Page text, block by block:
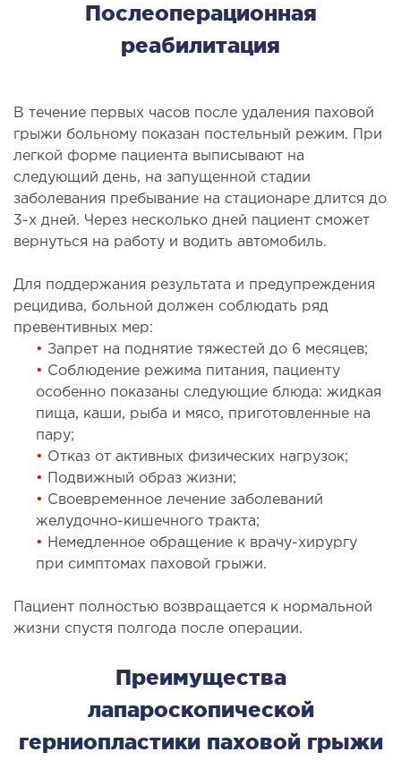
И ЭФФЕРЕНТНАЯ
и гемосорбция
услуги
Послеоперационная
реабилитация
В течение первых часов после удаления паховой
грыжи больному показан постельный режим. При
легкой форме пациента выписывают на
следующий день, на запущенной стадии
заболевания пребывание на стационаре длится до
3-х дней. Через несколько дней пациент сможет
вернуться на работу и водить автомобиль.
Для поддержания результата и предупреждения
рецидива, больной должен соблюдать ряд
превентивных мер:
• Запрет на поднятие тяжестей до 6 месяцев;
• Соблюдение режима питания, пациенту
особенно показаны следующие блюда: жидкая
пища, каши, рыба и мясо, приготовленные на
пару;
• Отказ от активных физических нагрузок;
•
Подвижный образ жизни;
• Своевременное лечение заболеваний
желудочно-кишечного тракта;
• Немедленное обращение к врачу-хирургу
при симптомах паховой грыжи.
Пациент полностью возвращается к нормальной
жизни спустя полгода после операции.
Преимущества
лапароскопической
герниопластики паховой грыжи